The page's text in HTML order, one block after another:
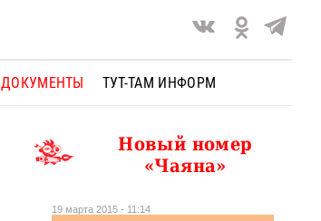
ДОКУМЕНТЫ ТУТ-ТАМ ИНФОРМ
Новый номер
«Чаяна»
19 марта 2015 - 11:14